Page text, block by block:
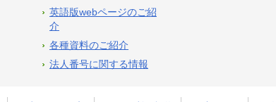
英語版webページのご紹
介
各種資料のご紹介
法人番号に関する情報